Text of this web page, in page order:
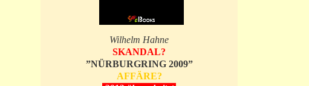
Wilhelm Hahne
SKANDAL?
”NÜRBURGRING 2009”
AFFÄRE?